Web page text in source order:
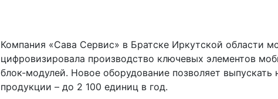
Компания «Сава Сервис» в Братске Иркутской области
цифровизировала производство ключевых элементов
блок-модулей. Новое оборудование позволяет выпускать
продукции – до 2 100 единиц в год.